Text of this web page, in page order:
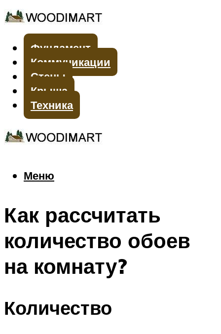
Фундамент
Коммуникации
Стены
Крыша
Техника
Меню
Меню
Как рассчитать
количество обоев
на комнату?
Количество